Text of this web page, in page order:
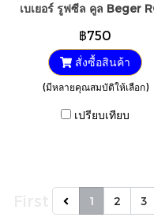
เบเยอร์ รูฟซีล คูล Beger
฿750
สั่งซื้อสินค้า
(มีหลายคุณสมบัติให้เลือก)
เปรียบเทียบ
1 2 3